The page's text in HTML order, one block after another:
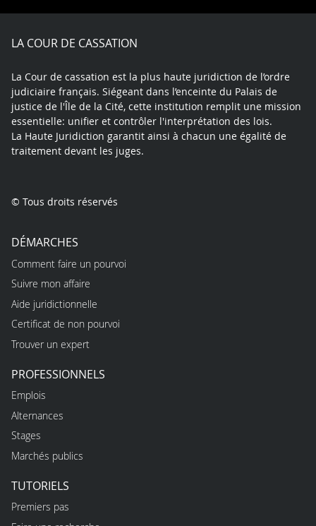
X
FacebookYoutubeLinkedInInstagram
LA COUR DE CASSATION
La Cour de cassation est la plus haute juridiction de l’ordre
judiciaire français. Siégeant dans l’enceinte du Palais de
justice de l'Île de la Cité, cette institution remplit une mission
essentielle: unifier et contrôler l'interprétation des lois.
La Haute Juridiction garantit ainsi à chacun une égalité de
traitement devant les juges.
© Tous droits réservés
DÉMARCHES
Comment faire un pourvoi
Suivre mon affaire
Aide juridictionnelle
Certificat de non pourvoi
Trouver un expert
PROFESSIONNELS
Emplois
Alternances
Stages
Marchés publics
TUTORIELS
Premiers pas